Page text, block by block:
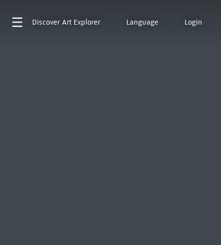
Discover Art Explorer Language Login